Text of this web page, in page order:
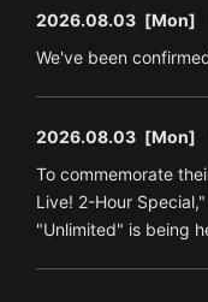
2026.08.03 [Mon]
We've been
2026.08.03 [Mon]
To commemorate
Live! 2-Hour
"Unlimited" is being